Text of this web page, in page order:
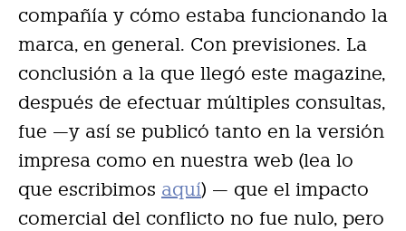
compañía y cómo estaba funcionando la
marca, en general. Con previsiones. La
conclusión a la que llegó este magazine,
después de efectuar múltiples consultas,
fue —y así se publicó tanto en la versión
impresa como en nuestra web (lea lo
que escribimos aquí) — que el impacto
comercial del conflicto no fue nulo, pero